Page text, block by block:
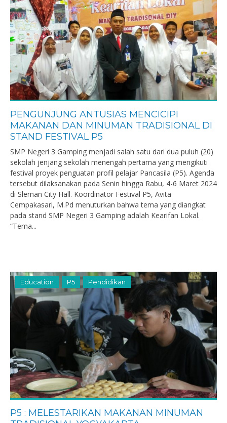
PENGUNJUNG ANTUSIAS MENCICIPI
MAKANAN DAN MINUMAN TRADISIONAL DI
STAND FESTIVAL P5
SMP Negeri 3 Gamping menjadi salah satu dari dua puluh (20)
sekolah jenjang sekolah menengah pertama yang mengikuti
festival proyek penguatan profil pelajar Pancasila (P5). Agenda
tersebut dilaksanakan pada Senin hingga Rabu, 4-6 Maret 2024
di Sleman City Hall. Koordinator Festival P5, Avita
Cempakasari, M.Pd menuturkan bahwa tema yang diangkat
pada stand SMP Negeri 3 Gamping adalah Kearifan Lokal.
“Tema...
Education P5 Pendidikan
P5 : MELESTARIKAN MAKANAN MINUMAN